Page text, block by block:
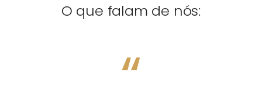
O que falam de nós: